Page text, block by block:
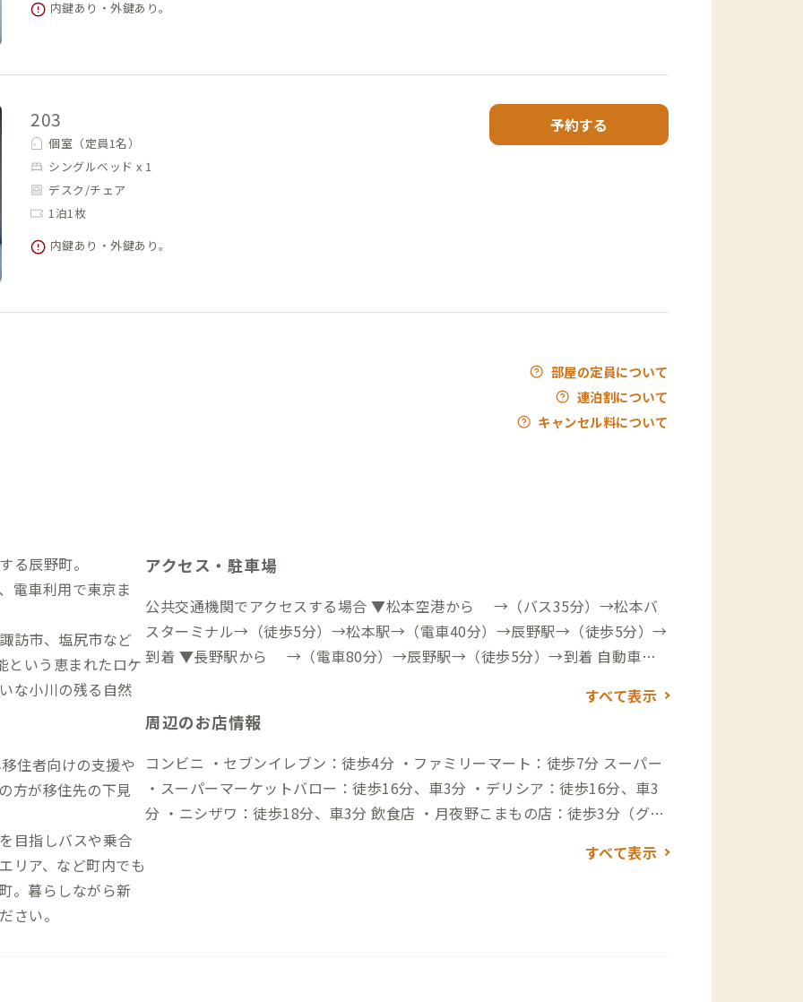
内鍵あり・外鍵あり。
203
個室（定員1名）
シングルベッド x 1
デスク/チェア
1泊1枚
内鍵あり・外鍵あり。
予約する
部屋の定員について
連泊割について
キャンセル料について
る辰野町。
電車利用で東京ま
訪市、塩尻市など
という恵まれたロケ
な小川の残る自然
住者向けの支援や
方が移住先の下見
目指しバスや乗合
リア、など町内でも
。暮らしながら新
さい。
アクセス・駐車場
公共交通機関でアクセスする場合 ▼松本空港から →（バス35分）→松本バ
スターミナル→（徒歩5分）→松本駅→（電車40分）→辰野駅→（徒歩5分）→
到着 ▼長野駅から →（電車80分）→辰野駅→（徒歩5分）→到着 自動車で
→（一般道20分）→長野IC→（高速道50分）→塩尻IC→（一般道25分）→到着
すべて表示
周辺のお店情報
コンビニ ・セブンイレブン：徒歩4分 ・ファミリーマート：徒歩7分 スーパー
・スーパーマーケットバロー：徒歩16分、車3分 ・デリシア：徒歩16分、車3
分 ・ニシザワ：徒歩18分、車3分 飲食店 ・月夜野こまもの店：徒歩3分（グル
PORTO：徒歩4分（毎週金、土の夜にオープンする日替わり店長のソーシャル
すべて表示